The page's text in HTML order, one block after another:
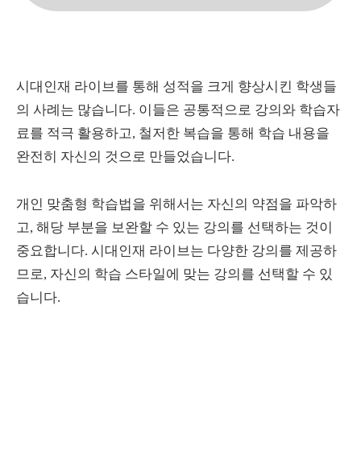
시대인재 라이브를 통해 성적을 크게 향상시킨 학생들
의 사례는 많습니다. 이들은 공통적으로 강의와 학습자
료를 적극 활용하고, 철저한 복습을 통해 학습 내용을
완전히 자신의 것으로 만들었습니다.
개인 맞춤형 학습법을 위해서는 자신의 약점을 파악하
고, 해당 부분을 보완할 수 있는 강의를 선택하는 것이
중요합니다. 시대인재 라이브는 다양한 강의를 제공하
므로, 자신의 학습 스타일에 맞는 강의를 선택할 수 있
습니다.